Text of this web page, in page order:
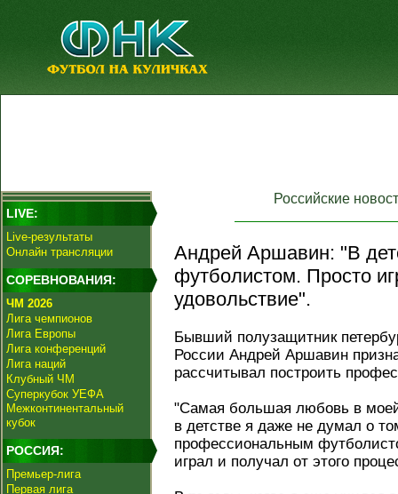
LIVE:
Live-результаты
Онлайн трансляции
СОРЕВНОВАНИЯ:
ЧМ 2026
Лига чемпионов
Лига Европы
Лига конференций
Лига наций
Клубный ЧМ
Суперкубок УЕФА
Межконтинентальный
кубок
РОССИЯ:
Премьер-лига
Первая лига
Российские
Андрей Аршавин: "В
футболистом. Просто
удовольствие".
Бывший полузащитник
России Андрей Аршавин
рассчитывал построить
"Самая большая любовь в
в детстве я даже не думал о
профессиональным
играл и получал от этого